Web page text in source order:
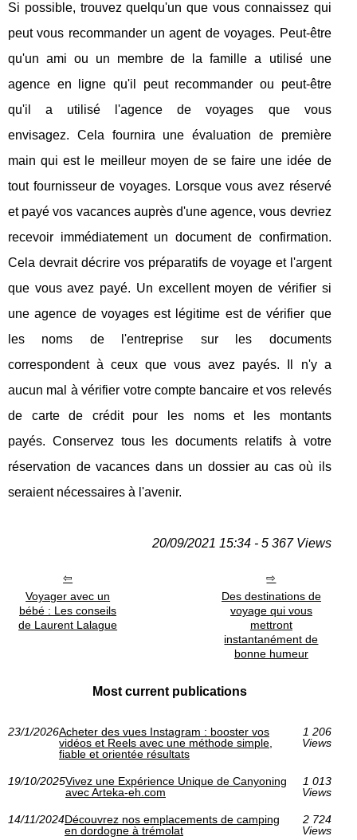
Si possible, trouvez quelqu'un que vous connaissez qui
peut vous recommander un agent de voyages. Peut-être
qu'un ami ou un membre de la famille a utilisé une
agence en ligne qu'il peut recommander ou peut-être
qu'il a utilisé l'agence de voyages que vous
envisagez. Cela fournira une évaluation de première
main qui est le meilleur moyen de se faire une idée de
tout fournisseur de voyages. Lorsque vous avez réservé
et payé vos vacances auprès d'une agence, vous devriez
recevoir immédiatement un document de confirmation.
Cela devrait décrire vos préparatifs de voyage et l'argent
que vous avez payé. Un excellent moyen de vérifier si
une agence de voyages est légitime est de vérifier que
les noms de l'entreprise sur les documents
correspondent à ceux que vous avez payés. Il n'y a
aucun mal à vérifier votre compte bancaire et vos relevés
de carte de crédit pour les noms et les montants
payés. Conservez tous les documents relatifs à votre
réservation de vacances dans un dossier au cas où ils
seraient nécessaires à l'avenir.
20/09/2021 15:34 - 5 367 Views
Voyager avec un
bébé : Les conseils
de Laurent Lalague
Des destinations de
voyage qui vous
mettront
instantanément de
bonne humeur
Most current publications
23/1/2026Acheter des vues Instagram : booster vos
vidéos et Reels avec une méthode simple,
fiable et orientée résultats
1 206
Views
19/10/2025Vivez une Expérience Unique de Canyoning
avec Arteka-eh.com
1 013
Views
14/11/2024Découvrez nos emplacements de camping
en dordogne à trémolat
2 724
Views